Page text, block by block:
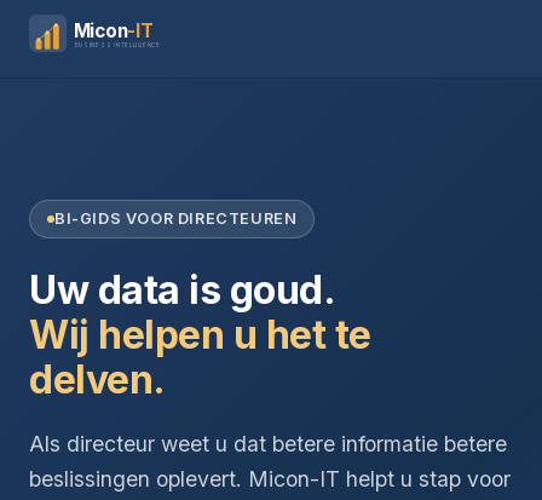
Micon-IT
BUSINESS INTELLIGENCE
BI-GIDS VOOR DIRECTEUREN
Uw data is goud.
Wij helpen u het te
delven.
Als directeur weet u dat betere informatie betere
beslissingen oplevert. Micon-IT helpt u stap voor